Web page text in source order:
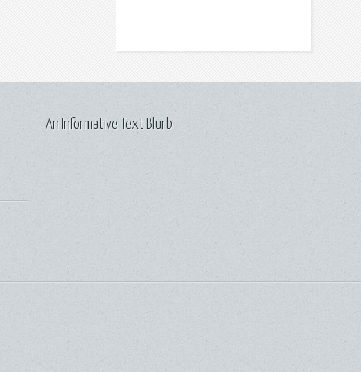
An Informative Text Blurb